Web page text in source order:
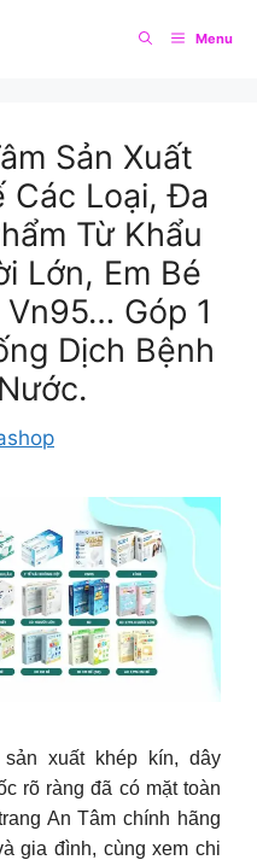
Menu
Sản Xuất
Các Loại, Đa
Từ Khẩu
Lớn, Em Bé
Góp 1
Dịch Bệnh
xuất khép kín, dây
rõ ràng đã có mặt toàn
An Tâm chính hãng
gia đình, cùng xem chi